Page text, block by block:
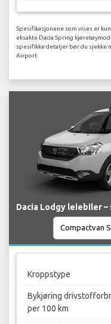
Spesifikasjonene som vises er
eksakte Dacia Spring
spesifikke detaljer bør du sjekke
Airport.
Dacia Lodgy leiebiler
Kroppstype
Bykjøring
per 100 km